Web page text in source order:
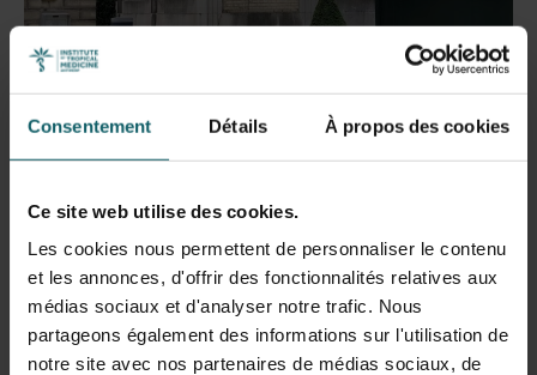
Consentement Détails À propos des cookies
Ce site web utilise des cookies.
Les cookies nous permettent de personnaliser le contenu
et les annonces, d'offrir des fonctionnalités relatives aux
médias sociaux et d'analyser notre trafic. Nous
partageons également des informations sur l'utilisation de
notre site avec nos partenaires de médias sociaux, de
Lieu de livraison